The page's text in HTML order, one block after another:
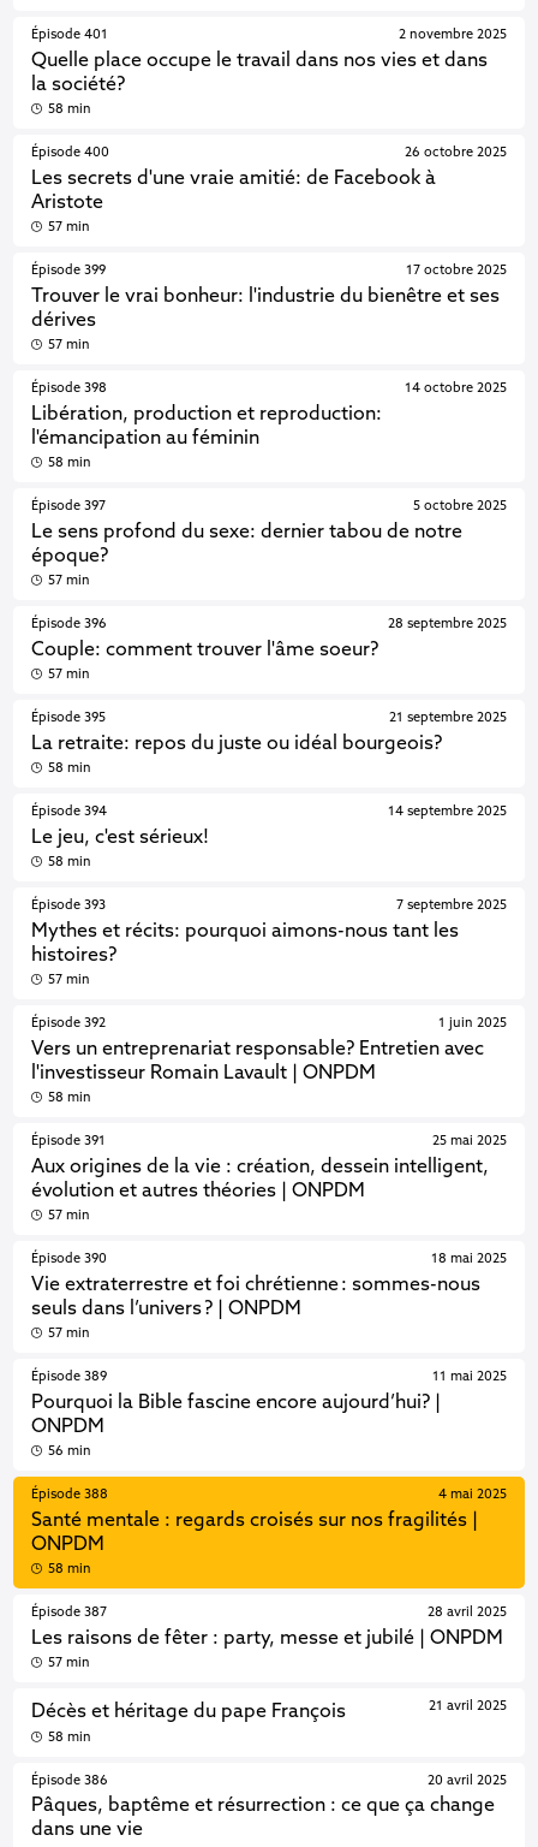
Épisode 401
Quelle place occupe le travail dans nos vies et dans
la société?
2 novembre 2025
58 min
Épisode 400
Les secrets d'une vraie amitié: de Facebook à
Aristote
26 octobre 2025
57 min
Épisode 399
Trouver le vrai bonheur: l'industrie du bienêtre et ses
dérives
17 octobre 2025
57 min
Épisode 398
Libération, production et reproduction:
l'émancipation au féminin
14 octobre 2025
58 min
Épisode 397
Le sens profond du sexe: dernier tabou de notre
époque?
5 octobre 2025
57 min
Épisode 396
Couple: comment trouver l'âme soeur?
28 septembre 2025
57 min
Épisode 395
La retraite: repos du juste ou idéal bourgeois?
21 septembre 2025
58 min
Épisode 394
Le jeu, c'est sérieux!
14 septembre 2025
58 min
Épisode 393
Mythes et récits: pourquoi aimons-nous tant les
histoires?
7 septembre 2025
57 min
Épisode 392
Vers un entreprenariat responsable? Entretien avec
l'investisseur Romain Lavault | ONPDM
1 juin 2025
58 min
Épisode 391
Aux origines de la vie : création, dessein intelligent,
évolution et autres théories | ONPDM
25 mai 2025
57 min
Épisode 390
Vie extraterrestre et foi chrétienne : sommes-nous
seuls dans l’univers ? | ONPDM
18 mai 2025
57 min
Épisode 389
Pourquoi la Bible fascine encore aujourd’hui? |
ONPDM
11 mai 2025
56 min
Épisode 388
Santé mentale : regards croisés sur nos fragilités |
ONPDM
4 mai 2025
58 min
Épisode 387
Les raisons de fêter : party, messe et jubilé | ONPDM
28 avril 2025
57 min
Décès et héritage du pape François 21 avril 2025
58 min
Épisode 386
Pâques, baptême et résurrection : ce que ça change
dans une vie
20 avril 2025